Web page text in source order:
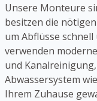
Unsere Monteure
besitzen die
um Abflüsse
verwenden
und
Abwassersystem
Ihrem Zuhause